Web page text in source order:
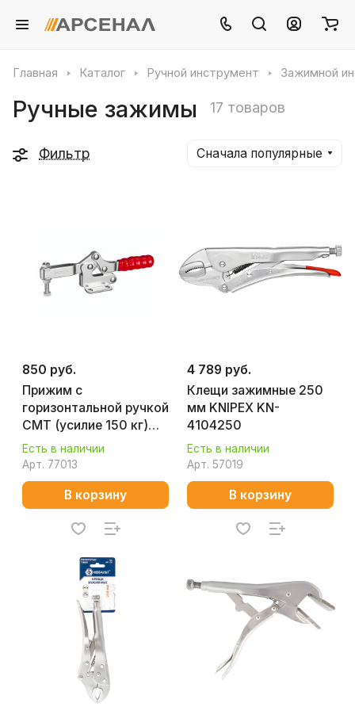
Главная Каталог Ручной инструмент Зажимной
Ручные зажимы 17 товаров
Фильтр Сначала популярные
850 руб.
Прижим с
горизонтальной ручкой
CMT (усилие 150 кг)
GH-21502-B
Есть в наличии
Арт. 77013
В корзину
4 789 руб.
Клещи зажимные 250
мм KNIPEX KN-
4104250
Есть в наличии
Арт. 57019
В корзину